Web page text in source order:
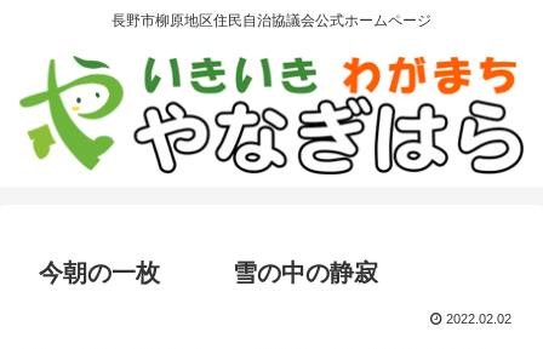
長野市柳原地区住民自治協議会公式ホームページ
今朝の一枚 雪の中の静寂
2022.02.02